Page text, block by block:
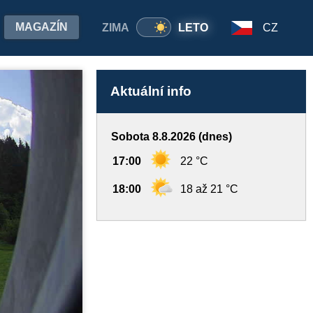
ZIMA LETO
MAGAZÍN CZ
Aktuální info
Sobota 8.8.2026 (dnes)
17:00 22 °C
18:00 18 až 21 °C